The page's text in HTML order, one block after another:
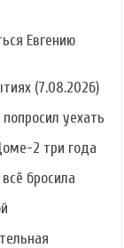
Евгению
(7.08.2026)
уехать
2 три года
бросила